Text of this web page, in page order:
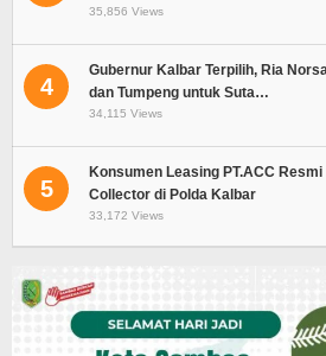
35,856 Views
4
Gubernur Kalbar Terpilih, Ria
dan Tumpeng untuk Suta…
34,115 Views
5
Konsumen Leasing PT.ACC
Collector di Polda Kalbar
33,172 Views